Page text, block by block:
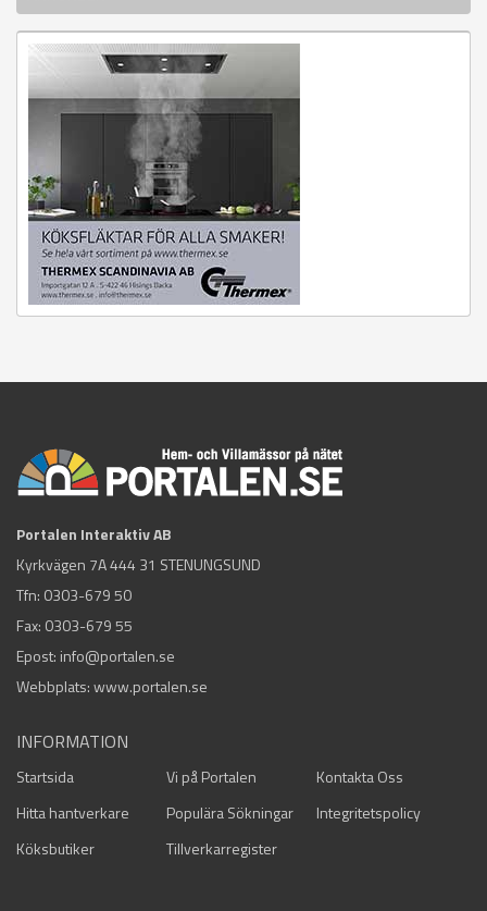
Portalen Interaktiv AB
Kyrkvägen 7A 444 31 STENUNGSUND
Tfn: 0303-679 50
Fax: 0303-679 55
Epost: info@portalen.se
Webbplats: www.portalen.se
INFORMATION
Startsida Vi på Portalen
Kontakta Oss
Hitta hantverkare
Populära Sökningar
Integritetspolicy
Köksbutiker
Tillverkarregister